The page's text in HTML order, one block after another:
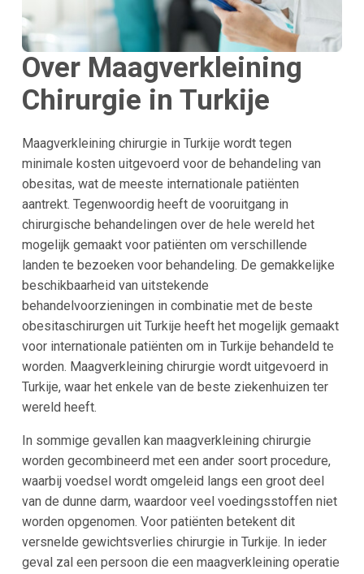
Over Maagverkleining
Chirurgie in Turkije
Maagverkleining chirurgie in Turkije wordt tegen
minimale kosten uitgevoerd voor de behandeling van
obesitas, wat de meeste internationale patiënten
aantrekt. Tegenwoordig heeft de vooruitgang in
chirurgische behandelingen over de hele wereld het
mogelijk gemaakt voor patiënten om verschillende
landen te bezoeken voor behandeling. De gemakkelijke
beschikbaarheid van uitstekende
behandelvoorzieningen in combinatie met de beste
obesitaschirurgen uit Turkije heeft het mogelijk gemaakt
voor internationale patiënten om in Turkije behandeld te
worden. Maagverkleining chirurgie wordt uitgevoerd in
Turkije, waar het enkele van de beste ziekenhuizen ter
wereld heeft.
In sommige gevallen kan maagverkleining chirurgie
worden gecombineerd met een ander soort procedure,
waarbij voedsel wordt omgeleid langs een groot deel
van de dunne darm, waardoor veel voedingsstoffen niet
worden opgenomen. Voor patiënten betekent dit
versnelde gewichtsverlies chirurgie in Turkije. In ieder
geval zal een persoon die een maagverkleining operatie